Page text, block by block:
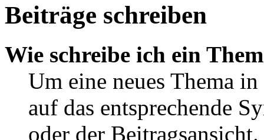
Beiträge schreiben
Wie schreibe ich ein
Um eine neues Thema
auf das entsprechende
oder der